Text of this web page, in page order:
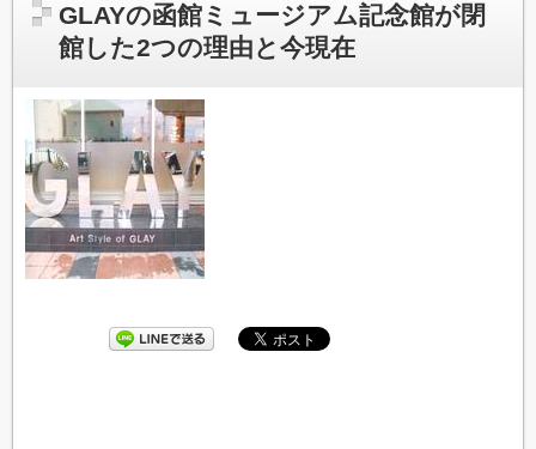
GLAYの函館ミュージアム記念館が閉
館した2つの理由と今現在